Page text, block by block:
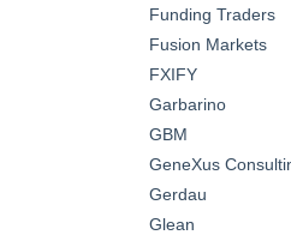
Funding Traders
Fusion Markets
FXIFY
Garbarino
GBM
GeneXus
Gerdau
Glean